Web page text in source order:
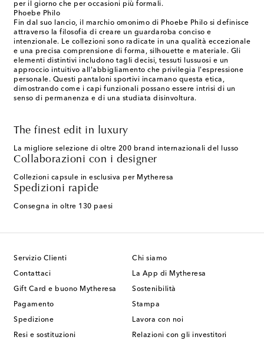
per il giorno che per occasioni più formali.
Phoebe Philo
Fin dal suo lancio, il marchio omonimo di Phoebe Philo si definisce
attraverso la filosofia di creare un guardaroba conciso e
intenzionale. Le collezioni sono radicate in una qualità eccezionale
e una precisa comprensione di forma, silhouette e materiale. Gli
elementi distintivi includono tagli decisi, tessuti lussuosi e un
approccio intuitivo all'abbigliamento che privilegia l'espressione
personale. Questi pantaloni sportivi incarnano questa etica,
dimostrando come i capi funzionali possano essere intrisi di un
senso di permanenza e di una studiata disinvoltura.
The finest edit in luxury
La migliore selezione di oltre 200 brand internazionali del lusso
Collaborazioni con i designer
Collezioni capsule in esclusiva per Mytheresa
Spedizioni rapide
Consegna in oltre 130 paesi
Servizio Clienti
Contattaci
Gift Card e buono Mytheresa
Pagamento
Spedizione
Resi e sostituzioni
Chi siamo
La App di Mytheresa
Sostenibilità
Stampa
Lavora con noi
Relazioni con gli investitori